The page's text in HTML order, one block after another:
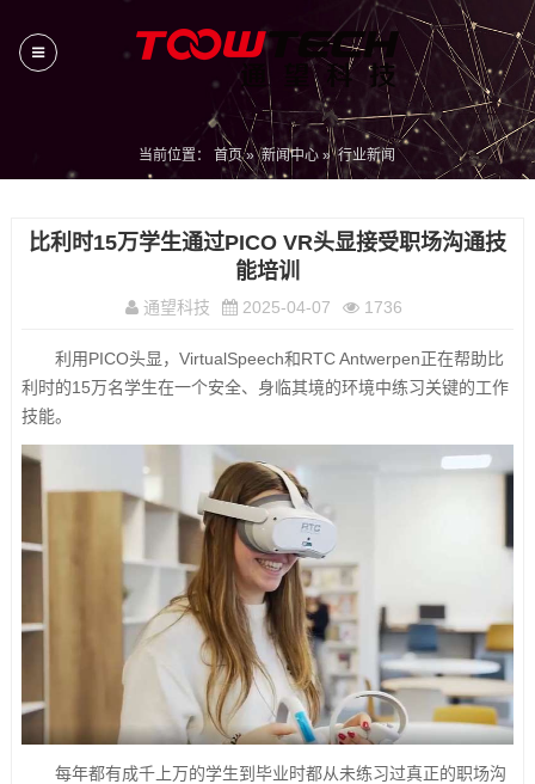
当前位置：首页»新闻中心 »行业新闻
比利时15万学生通过PICO VR头显接受职场沟通技
能培训​​
通望科技 2025-04-07 1736
利用PICO头显，VirtualSpeech和RTC Antwerpen正在帮助比
利时的15万名学生在一个安全、身临其境的环境中练习关键的工作
技能。
每年都有成千上万的学生到毕业时都从未练习过真正的职场沟